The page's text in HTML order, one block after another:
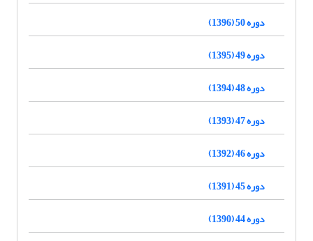
دوره 50 (1396)
دوره 49 (1395)
دوره 48 (1394)
دوره 47 (1393)
دوره 46 (1392)
دوره 45 (1391)
دوره 44 (1390)